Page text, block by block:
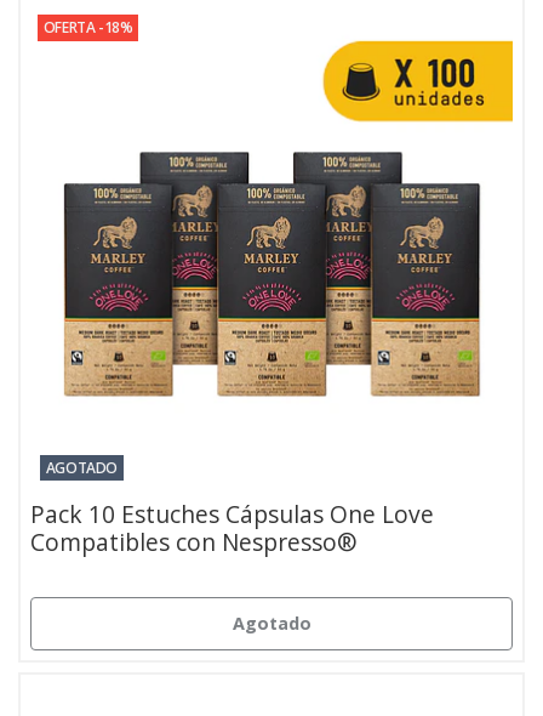
OFERTA -18%
AGOTADO
Pack 10 Estuches Cápsulas One Love
Compatibles con Nespresso®
Agotado